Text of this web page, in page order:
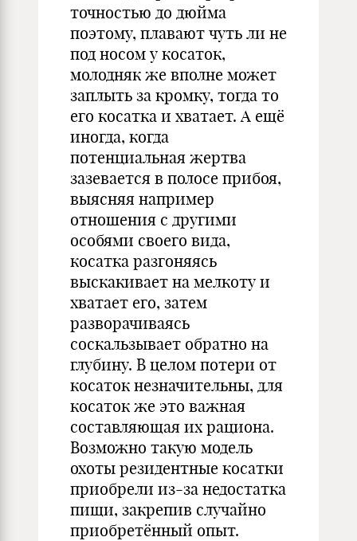
точностью до дюйма
поэтому, плавают чуть ли не
под носом у косаток,
молодняк же вполне может
заплыть за кромку, тогда то
его косатка и хватает. А ещё
иногда, когда
потенциальная жертва
зазевается в полосе прибоя,
выясняя например
отношения с другими
особями своего вида,
косатка разгоняясь
выскакивает на мелкоту и
хватает его, затем
разворачиваясь
соскальзывает обратно на
глубину. В целом потери от
косаток незначительны, для
косаток же это важная
составляющая их рациона.
Возможно такую модель
охоты резидентные косатки
приобрели из-за недостатка
пищи, закрепив случайно
приобретённый опыт.